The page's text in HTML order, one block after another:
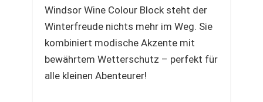
Windsor Wine Colour Block steht der
Winterfreude nichts mehr im Weg. Sie
kombiniert modische Akzente mit
bewährtem Wetterschutz – perfekt für
alle kleinen Abenteurer!